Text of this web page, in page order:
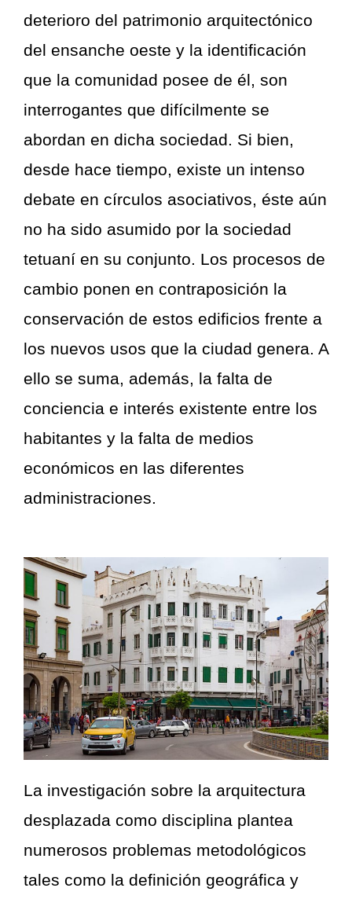
deterioro del patrimonio arquitectónico
del ensanche oeste y la identificación
que la comunidad posee de él, son
interrogantes que difícilmente se
abordan en dicha sociedad. Si bien,
desde hace tiempo, existe un intenso
debate en círculos asociativos, éste aún
no ha sido asumido por la sociedad
tetuaní en su conjunto. Los procesos de
cambio ponen en contraposición la
conservación de estos edificios frente a
los nuevos usos que la ciudad genera. A
ello se suma, además, la falta de
conciencia e interés existente entre los
habitantes y la falta de medios
económicos en las diferentes
administraciones.
La investigación sobre la arquitectura
desplazada como disciplina plantea
numerosos problemas metodológicos
tales como la definición geográfica y